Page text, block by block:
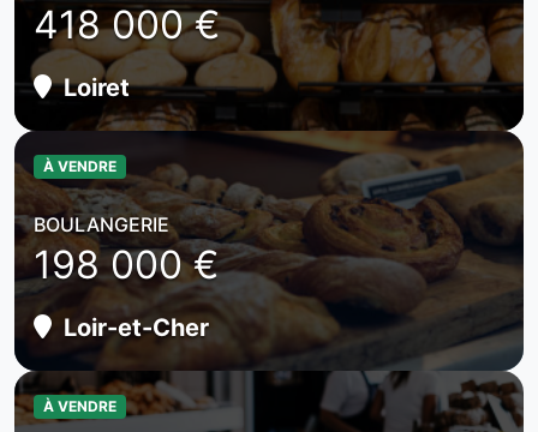
418 000 €
Loiret
À VENDRE
BOULANGERIE
198 000 €
Loir-et-Cher
À VENDRE